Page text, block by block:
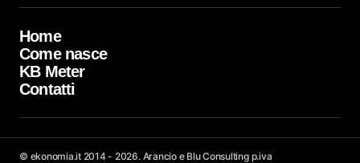
Home
Come nasce
KB Meter
Contatti
© ekonomia.it 2014 - 2026. Arancio e Blu Consulting p.iva